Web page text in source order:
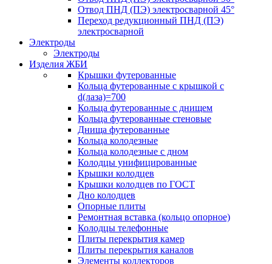
Отвод ПНД (ПЭ) электросварной 45°
Переход редукционный ПНД (ПЭ)
электросварной
Электроды
Электроды
Изделия ЖБИ
Крышки футерованные
Кольца футерованные с крышкой с
d(лаза)=700
Кольца футерованные с днищем
Кольца футерованные стеновые
Днища футерованные
Кольца колодезные
Кольца колодезные с дном
Колодцы унифицированные
Крышки колодцев
Крышки колодцев по ГОСТ
Дно колодцев
Опорные плиты
Ремонтная вставка (кольцо опорное)
Колодцы телефонные
Плиты перекрытия камер
Плиты перекрытия каналов
Элементы коллекторов